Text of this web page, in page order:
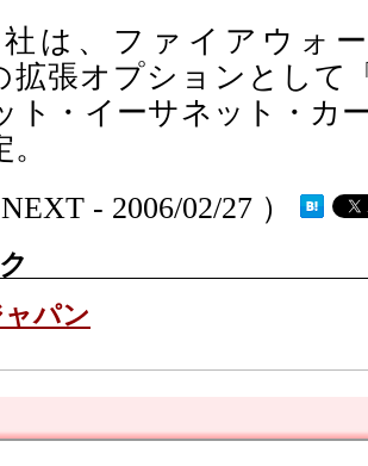
は、ファイアウォー
拡張オプションとして
ト・イーサネット・カ
NEXT - 2006/02/27 ）
パン